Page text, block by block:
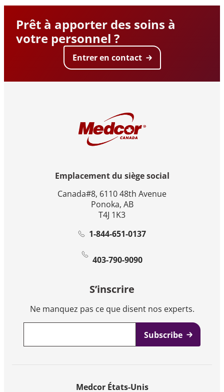
Prêt à apporter des soins à
votre personnel ?
Entrer en contact
Emplacement du siège social
Canada#8, 6110 48th Avenue
Ponoka, AB
T4J 1K3
1-844-651-0137
403-790-9090
S’inscrire
Ne manquez pas ce que disent nos experts.
Medcor États-Unis